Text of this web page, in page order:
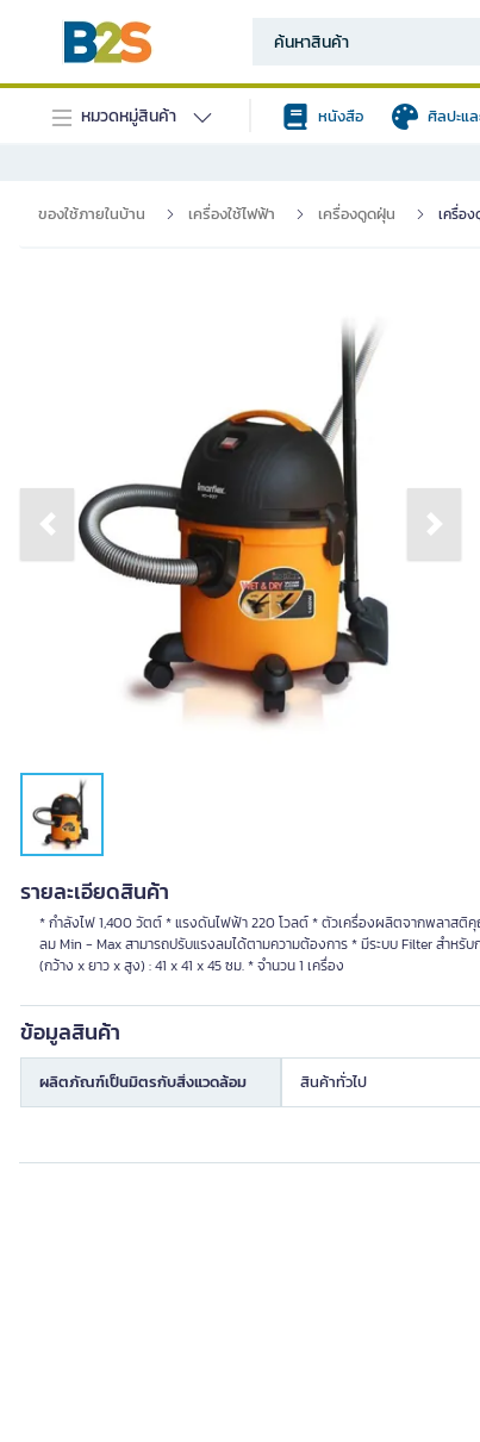
หมวดหมู่สินค้า หนังสือ ศิลปะแ
ของใช้ภายในบ้าน เครื่องใช้ไฟฟ้า เครื่องดูดฝุ่น เครื่อ
Previous slide Next
รายละเอียดสินค้า
* กำลังไฟ 1,400 วัตต์ * แรงดันไฟฟ้า 220 โวลต์ * ตัวเครื่องผลิตจากพลาส
ลม Min - Max สามารถปรับแรงลมได้ตามความต้องการ * มีระบบ Filter สำหรั
(กว้าง x ยาว x สูง) : 41 x 41 x 45 ซม. * จำนวน 1 เครื่อง
ข้อมูลสินค้า
ผลิตภัณฑ์เป็นมิตรกับสิ่งแวดล้อม สินค้าทั่วไป